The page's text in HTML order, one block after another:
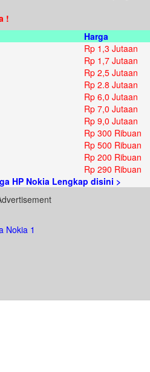
!
Harga
Rp 1,3 Jutaan
Rp 1,7 Jutaan
Rp 2,5 Jutaan
Rp 2.8 Jutaan
Rp 6,0 Jutaan
Rp 7,0 Jutaan
Rp 9,0 Jutaan
Rp 300 Ribuan
Rp 500 Ribuan
Rp 200 Ribuan
Rp 290 Ribuan
HP Nokia Lengkap disini >
Nokia 1